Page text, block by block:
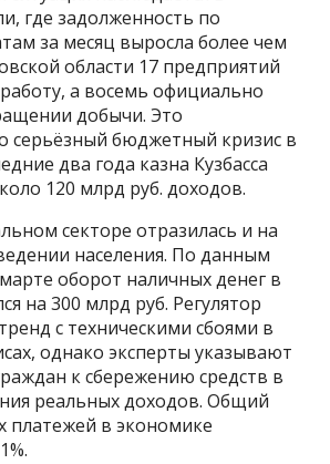
где задолженность по
за месяц выросла более чем
области 17 предприятий
а восемь официально
добычи. Это
серьёзный бюджетный кризис в
два года казна Кузбасса
120 млрд руб. доходов.
секторе отразилась и на
населения. По данным
оборот наличных денег в
на 300 млрд руб. Регулятор
с техническими сбоями в
однако эксперты указывают
к сбережению средств в
реальных доходов. Общий
платежей в экономике